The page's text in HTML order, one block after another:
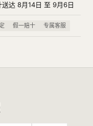
达 8月14日 至 9月6日
假一赔十 专属客服